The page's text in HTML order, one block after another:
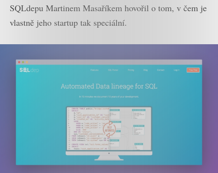
SQLdepu Martinem Masaříkem hovořil o tom, v čem je
vlastně jeho startup tak speciální.